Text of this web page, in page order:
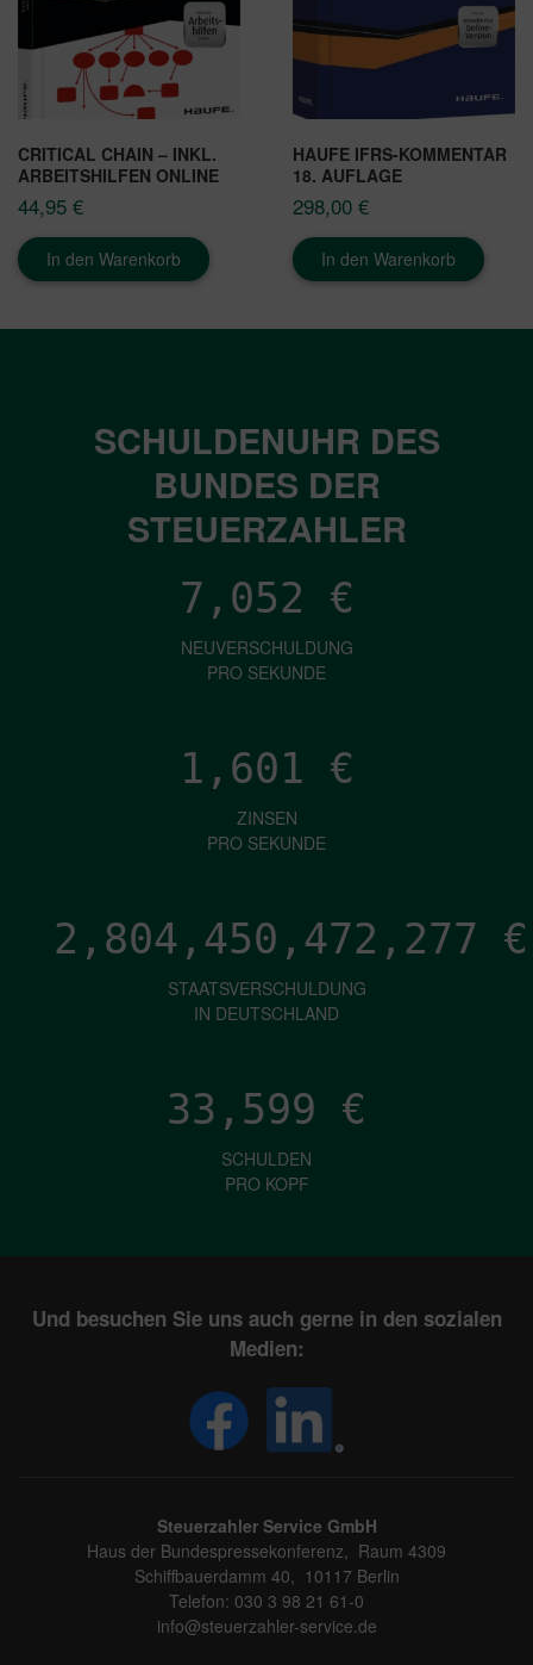
CRITICAL CHAIN – INKL.
ARBEITSHILFEN ONLINE
44,95 €
In den Warenkorb
HAUFE IFRS-KOMMENTAR
18. AUFLAGE
298,00 €
In den Warenkorb
SCHULDENUHR DES
BUNDES DER
STEUERZAHLER
7,052 €
NEUVERSCHULDUNG
PRO SEKUNDE
1,601 €
ZINSEN
PRO SEKUNDE
2,804,450,474,816 €
STAATSVERSCHULDUNG
IN DEUTSCHLAND
33,599 €
SCHULDEN
PRO KOPF
Und besuchen Sie uns auch gerne in den sozialen
Medien:
Steuerzahler Service GmbH
Haus der Bundespressekonferenz, Raum 4309
Schiffbauerdamm 40, 10117 Berlin
Telefon: 030 3 98 21 61-0
info@steuerzahler-service.de